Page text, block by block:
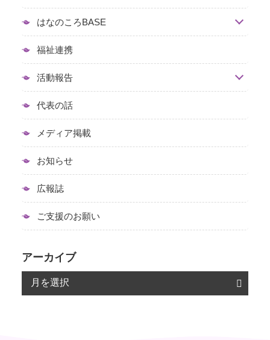
はなのころBASE
福祉連携
活動報告
代表の話
メディア掲載
お知らせ
広報誌
ご支援のお願い
アーカイブ